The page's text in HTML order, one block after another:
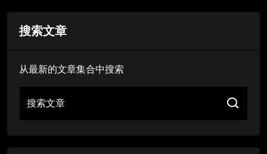
搜索文章
从最新的文章集合中搜索
搜索文章